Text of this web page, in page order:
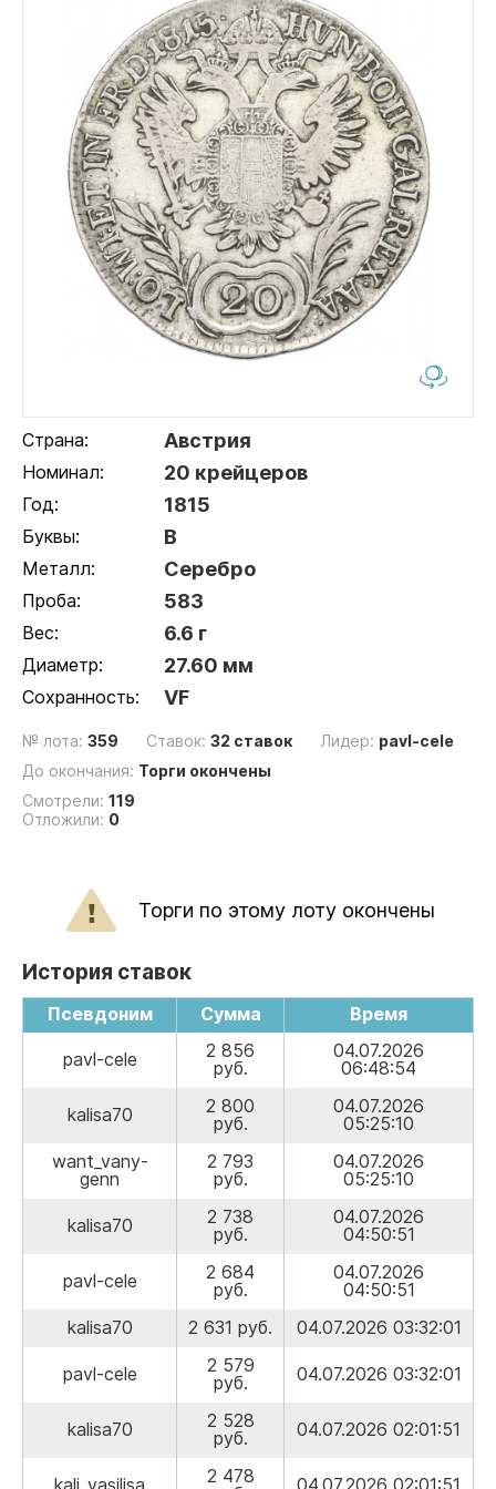
Страна: Австрия
Номинал: 20 крейцеров
Год: 1815
Буквы: В
Металл: Серебро
Проба: 583
Вес: 6.6 г
Диаметр: 27.60 мм
Сохранность: VF
№ лота: 359 Ставок: 32 ставок Лидер: pavl-cele
До окончания: Торги окончены
Смотрели: 119
Отложили: 0
Торги по этому лоту окончены
История ставок
Псевдоним Сумма Время
pavl-cele
2 856
руб.
04.07.2026
06:48:54
kalisa70
2 800
руб.
04.07.2026
05:25:10
want_vany-
genn
2 793
руб.
04.07.2026
05:25:10
kalisa70
2 738
руб.
04.07.2026
04:50:51
pavl-cele
2 684
руб.
04.07.2026
04:50:51
kalisa70
2 631 руб. 04.07.2026 03:32:01
pavl-cele
2 579
руб.
04.07.2026 03:32:01
kalisa70
2 528
руб.
04.07.2026 02:01:51
2 478